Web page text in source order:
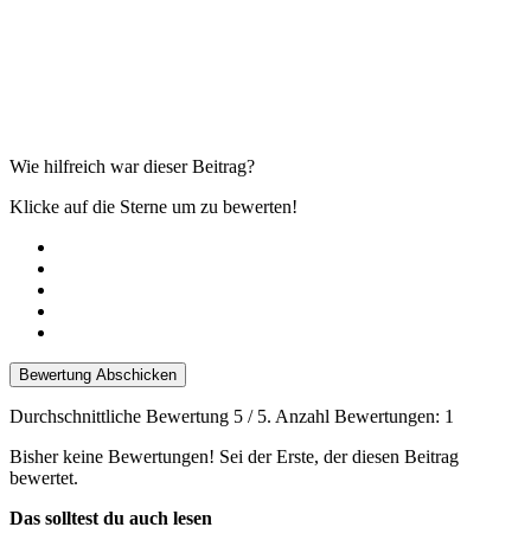
Wie hilfreich war dieser Beitrag?
Klicke auf die Sterne um zu bewerten!
Bewertung Abschicken
Durchschnittliche Bewertung 5 / 5. Anzahl Bewertungen: 1
Bisher keine Bewertungen! Sei der Erste, der diesen Beitrag
bewertet.
Das solltest du auch lesen